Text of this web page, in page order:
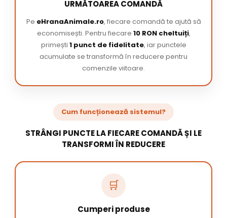
URMĂTOAREA COMANDĂ
Pe eHranaAnimale.ro, fiecare comandă te ajută să
economisești. Pentru fiecare 10 RON cheltuiți,
primești 1 punct de fidelitate, iar punctele
acumulate se transformă în reducere pentru
comenzile viitoare.
Cum funcționează sistemul?
STRÂNGI PUNCTE LA FIECARE COMANDĂ ȘI LE
TRANSFORMI ÎN REDUCERE
🛒
Cumperi produse